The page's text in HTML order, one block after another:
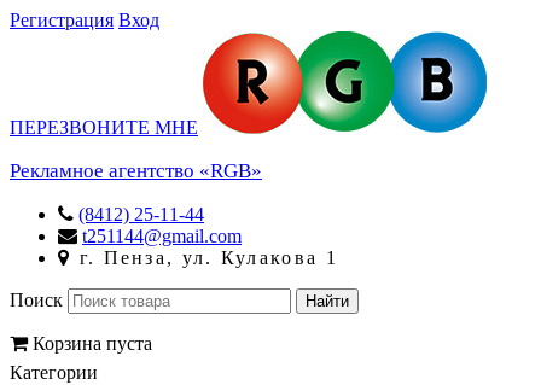
Регистрация Вход
ПЕРЕЗВОНИТЕ МНЕ
Рекламное агентство «RGB»
(8412) 25-11-44
t251144@gmail.com
г. Пенза, ул. Кулакова 1
Поиск
Корзина пуста
Категории